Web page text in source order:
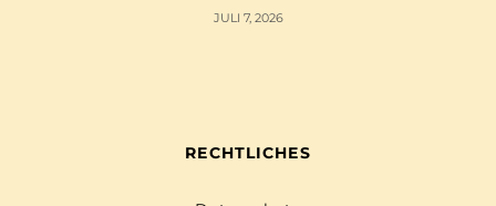
JULI 7, 2026
RECHTLICHES